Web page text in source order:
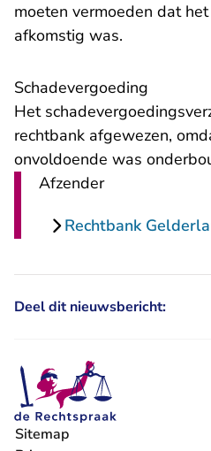
moeten vermoeden dat
afkomstig was.
​Schadevergoeding
Het
rechtbank afgewezen,
onvoldoende was
Afzender
Rechtbank
Deel dit nieuwsbericht:
Sitemap